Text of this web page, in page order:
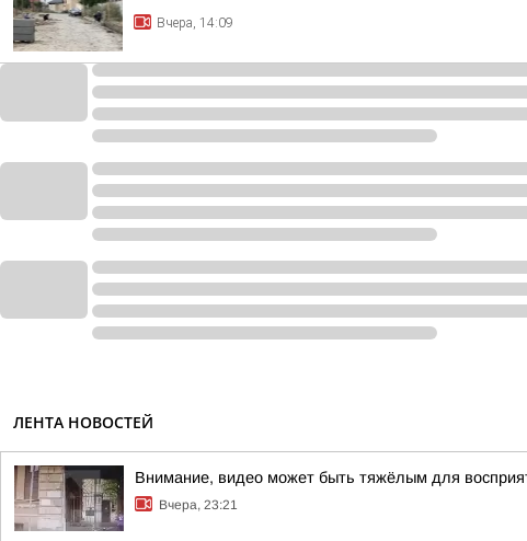
Вчера, 14:09
ЛЕНТА НОВОСТЕЙ
Внимание, видео может быть тяжёлым для
Вчера, 23:21